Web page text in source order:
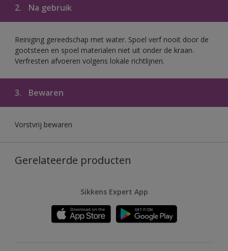
2. Na gebruik
Reiniging gereedschap met water. Spoel verf nooit door de
gootsteen en spoel materialen niet uit onder de kraan.
Verfresten afvoeren volgens lokale richtlijnen.
3. Bewaren
Vorstvrij bewaren
Gerelateerde producten
Sikkens Expert App